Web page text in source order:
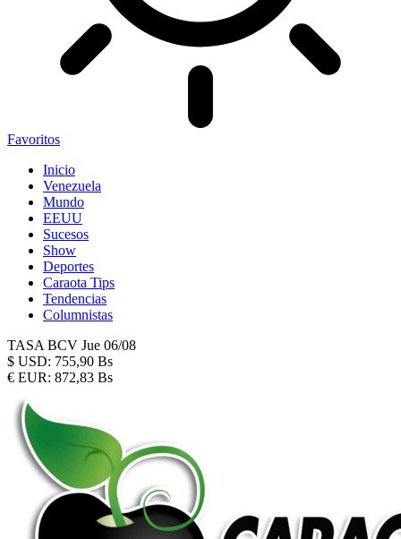
Favoritos
Inicio
Venezuela
Mundo
EEUU
Sucesos
Show
Deportes
Caraota Tips
Tendencias
Columnistas
TASA BCV Jue 06/08
$ USD: 755,90 Bs
€ EUR: 872,83 Bs